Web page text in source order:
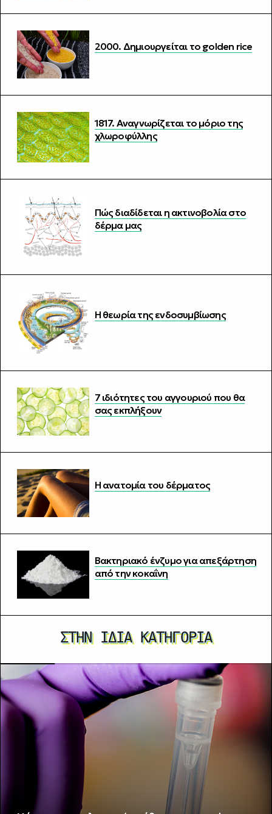
2000. Δημιουργείται το golden rice
1817. Αναγνωρίζεται το μόριο της
χλωροφύλλης
Πώς διαδίδεται η ακτινοβολία στο
δέρμα μας
Η θεωρία της ενδοσυμβίωσης
7 ιδιότητες του αγγουριού που θα
σας εκπλήξουν
Η ανατομία του δέρματος
Βακτηριακό ένζυμο για απεξάρτηση
από την κοκαΐνη
ΣΤΗΝ ΊΔΙΑ ΚΑΤΗΓΟΡΊΑ